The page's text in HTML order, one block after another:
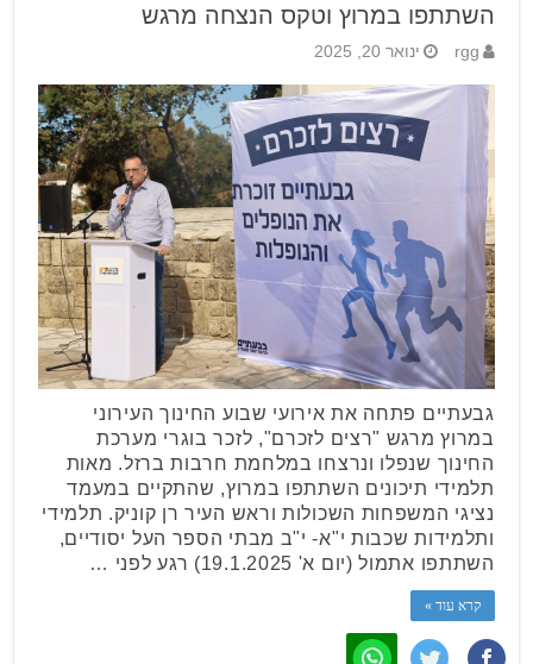
השתתפו במרוץ וטקס הנצחה מרגש
rgg ינואר 20, 2025
גבעתיים פתחה את אירועי שבוע החינוך העירוני
במרוץ מרגש "רצים לזכרם", לזכר בוגרי מערכת
החינוך שנפלו ונרצחו במלחמת חרבות ברזל. מאות
תלמידי תיכונים השתתפו במרוץ, שהתקיים במעמד
נציגי המשפחות השכולות וראש העיר רן קוניק. תלמידי
ותלמידות שכבות י"א- י"ב מבתי הספר העל יסודיים,
השתתפו אתמול (יום א' 19.1.2025) רגע לפני …
קרא עוד »